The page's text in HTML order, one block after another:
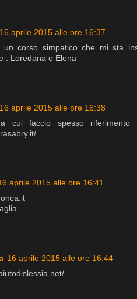
16 aprile 2015 alle ore 16:37
un corso simpatico che mi sta
. Loredana e Elena
16 aprile 2015 alle ore 16:38
cui faccio spesso riferimento
aprile 2015 alle ore 16:41
16 aprile 2015 alle ore 16:44